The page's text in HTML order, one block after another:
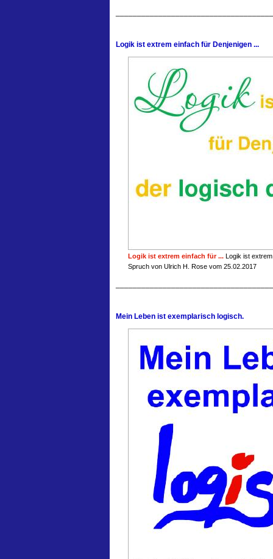
Logik ist extrem einfach für Denjenigen ...
Logik ist extrem einfach für ... Logik ist
Spruch von Ulrich H. Rose vom 25.02.2017
Mein Leben ist exemplarisch logisch.